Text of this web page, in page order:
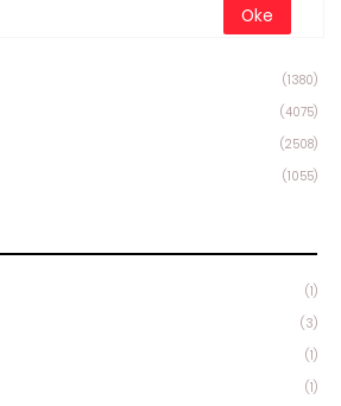
(1380)
(4075)
(2508)
(1055)
(1)
(3)
(1)
(1)